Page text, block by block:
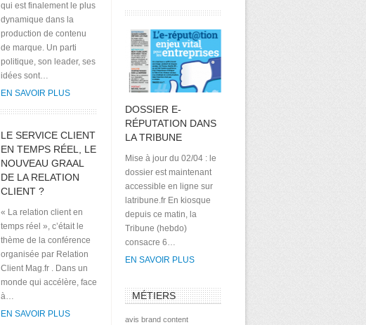
qui est finalement le plus
dynamique dans la
production de contenu
de marque. Un parti
politique, son leader, ses
idées sont…
EN SAVOIR PLUS
LE SERVICE CLIENT
EN TEMPS RÉEL, LE
NOUVEAU GRAAL
DE LA RELATION
CLIENT ?
« La relation client en
temps réel », c’était le
thème de la conférence
organisée par Relation
Client Mag.fr . Dans un
monde qui accélère, face
à…
EN SAVOIR PLUS
DOSSIER E-
RÉPUTATION DANS
LA TRIBUNE
Mise à jour du 02/04 : le
dossier est maintenant
accessible en ligne sur
latribune.fr En kiosque
depuis ce matin, la
Tribune (hebdo)
consacre 6…
EN SAVOIR PLUS
MÉTIERS
avis brand content